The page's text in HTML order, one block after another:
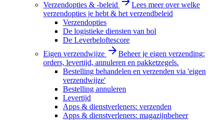
Verzendopties & -beleid
Lees meer over welke
verzendopties je hebt & het verzendbeleid
Verzendopties
De logistieke diensten van bol
De Leverbeloftescore
Eigen verzendwijze
Beheer je eigen verzending:
orders, levertijd, annuleren en pakketzegels.
Bestelling behandelen en verzenden via 'eigen
verzendwijze'
Bestelling annuleren
Levertijd
Apps & dienstverleners: verzenden
Apps & dienstverleners: magazijnbeheer